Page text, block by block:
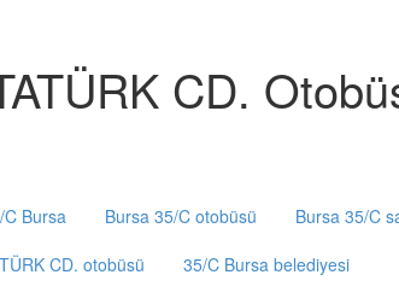
CD.
C Bursa Bursa 35/C otobüsü
Bursa 35/C
CD. otobüsü 35/C Bursa belediyesi